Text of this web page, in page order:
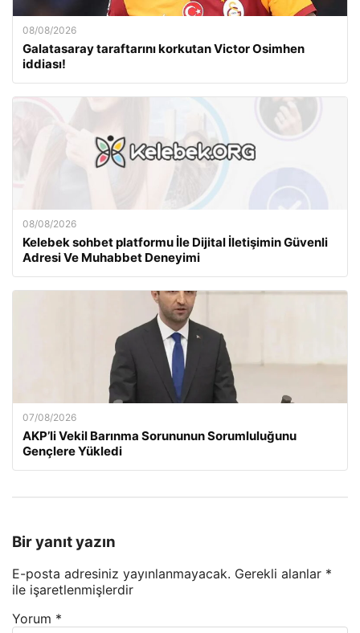
08/08/2026
Galatasaray taraftarını korkutan Victor Osimhen
iddiası!
08/08/2026
Kelebek sohbet platformu İle Dijital İletişimin Güvenli
Adresi Ve Muhabbet Deneyimi
07/08/2026
AKP’li Vekil Barınma Sorununun Sorumluluğunu
Gençlere Yükledi
Bir yanıt yazın
E-posta adresiniz yayınlanmayacak. Gerekli alanlar *
ile işaretlenmişlerdir
Yorum *